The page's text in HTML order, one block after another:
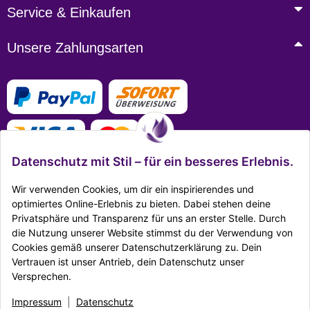
Service & Einkaufen
Unsere Zahlungsarten
Mehr Infos zu den Zahlungsarten
Ausgezeichnet Zertifiziert
Impressum Datenschutz|AGB
Datenschutz mit Stil – für ein besseres Erlebnis.
Wir verwenden Cookies, um dir ein inspirierendes und
optimiertes Online-Erlebnis zu bieten. Dabei stehen deine
Privatsphäre und Transparenz für uns an erster Stelle. Durch
die Nutzung unserer Website stimmst du der Verwendung von
Cookies gemäß unserer Datenschutzerklärung zu. Dein
Vertrauen ist unser Antrieb, dein Datenschutz unser
Versprechen.
Impressum Datenschutz